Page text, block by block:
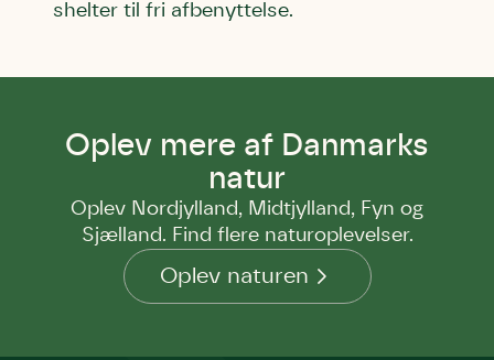
shelter til fri afbenyttelse.
Oplev mere af Danmarks
natur
Oplev Nordjylland, Midtjylland, Fyn og
Sjælland. Find flere naturoplevelser.
Oplev naturen